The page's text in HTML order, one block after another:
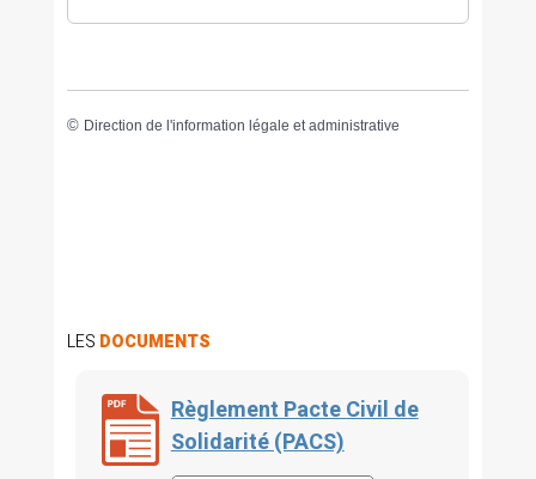
© Direction de l'information légale et administrative
LES DOCUMENTS
Règlement Pacte Civil de
Solidarité (PACS)